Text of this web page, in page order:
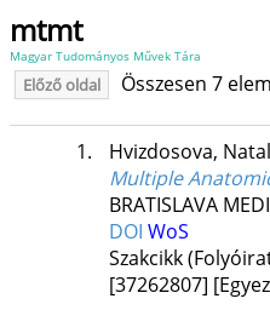
mtmt
Magyar Tudományos Művek Tára
Előző oldal Összesen 7
1. Hvizdosova,
Multiple
BRATISLAVA
DOI WoS
Szakcikk
[37262807]